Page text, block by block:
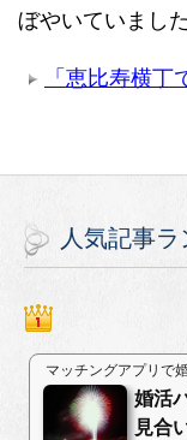
ぼやいていまし
「恵比寿横
人気記事
マッチングアプリで
婚活
見合